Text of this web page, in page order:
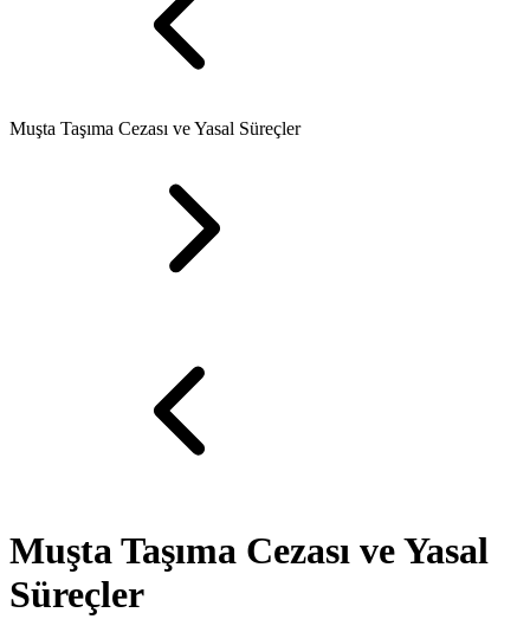
Muşta Taşıma Cezası ve Yasal Süreçler
Muşta Taşıma Cezası ve Yasal
Süreçler